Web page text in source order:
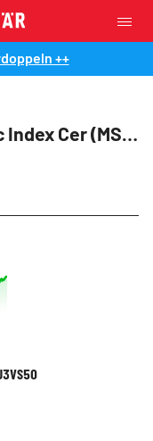
++
AKTIONÄR Zero Plastic Index Cer (MSCI)